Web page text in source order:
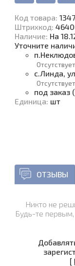
Код товара:
Штрихкод:
Наличие: На
Уточните
Отсутствует
с.Линда,
Отсутствует
под заказ
Единица: шт
ОТЗЫВЫ
Никто не
Будь-те
[